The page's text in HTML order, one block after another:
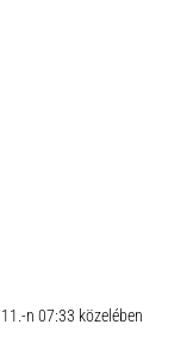
n 07:33 közelében